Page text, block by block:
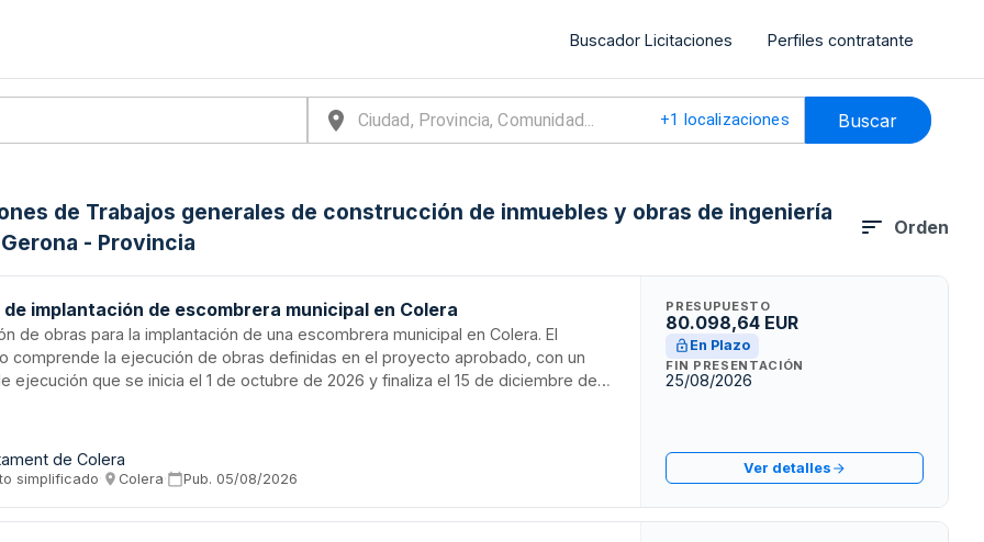
Buscador Licitaciones Perfiles contratante
+1 localizaciones Buscar
de Trabajos generales de construcción de inmuebles y obras de ingeniería
- Provincia
Orden
de implantación de escombrera municipal en Colera
de obras para la implantación de una escombrera municipal en Colera. El
comprende la ejecución de obras definidas en el proyecto aprobado, con un
ejecución que se inicia el 1 de octubre de 2026 y finaliza el 15 de diciembre de
de Colera
simplificado· Colera· Pub. 05/08/2026
PRESUPUESTO
80.098,64 EUR
En Plazo
FIN PRESENTACIÓN
25/08/2026
Ver detalles